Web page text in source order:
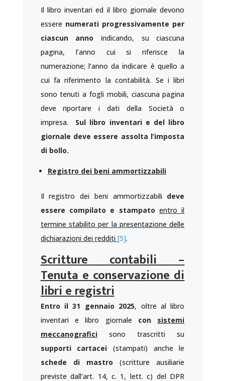
Il libro inventari ed il libro giornale devono
essere numerati progressivamente per
ciascun anno indicando, su ciascuna
pagina, l’anno cui si riferisce la
numerazione; l’anno da indicare è quello a
cui fa riferimento la contabilità. Se i libri
sono tenuti a fogli mobili, ciascuna pagina
deve riportare i dati della Società o
impresa. Sul libro inventari e del libro
giornale deve essere assolta l’imposta
di bollo.
Registro dei beni ammortizzabili
Il registro dei beni ammortizzabili deve
essere compilato e stampato entro il
termine stabilito per la presentazione delle
dichiarazioni dei redditi [5].
Scritture contabili –
Tenuta e conservazione di
libri e registri
Entro il 31 gennaio 2025, oltre al libro
inventari e libro giornale con sistemi
meccanografici
sono trascritti su
supporti cartacei (stampati) anche le
schede di mastro (scritture ausiliarie
previste dall’art. 14, c. 1, lett. c) del DPR